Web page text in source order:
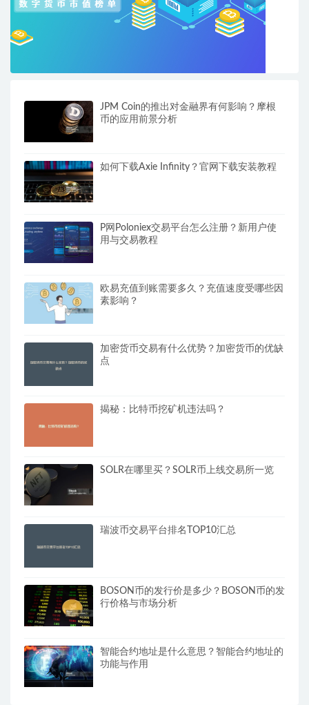
JPM Coin的推出对金融界有何影响？摩根
币的应用前景分析
如何下载Axie Infinity？官网下载安装教程
P网Poloniex交易平台怎么注册？新用户使
用与交易教程
欧易充值到账需要多久？充值速度受哪些因
素影响？
加密货币交易有什么优势？加密货币的优缺
点
揭秘：比特币挖矿机违法吗？
SOLR在哪里买？SOLR币上线交易所一览
瑞波币交易平台排名TOP10汇总
BOSON币的发行价是多少？BOSON币的发
行价格与市场分析
智能合约地址是什么意思？智能合约地址的
功能与作用